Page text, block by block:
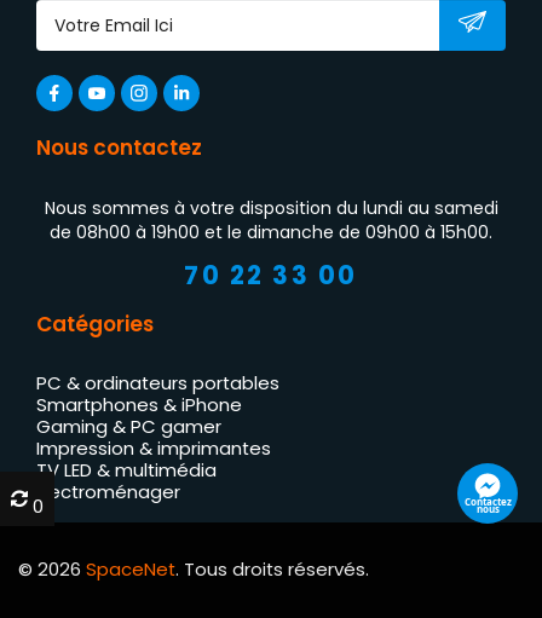
Nous contactez
Nous sommes à votre disposition du lundi au samedi
de 08h00 à 19h00 et le dimanche de 09h00 à 15h00.
70 22 33 00
Catégories
PC & ordinateurs portables
Smartphones & iPhone
Gaming & PC gamer
Impression & imprimantes
TV LED & multimédia
Électroménager
© 2026 SpaceNet. Tous droits réservés.
Contactez
nous
0
0